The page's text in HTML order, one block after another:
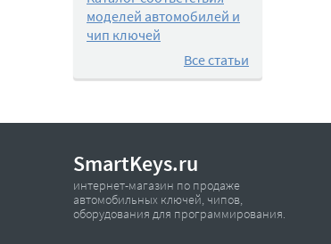
моделей автомобилей и
чип ключей
Все статьи
SmartKeys.ru
интернет-магазин по продаже
автомобильных ключей, чипов,
оборудования для программирования.